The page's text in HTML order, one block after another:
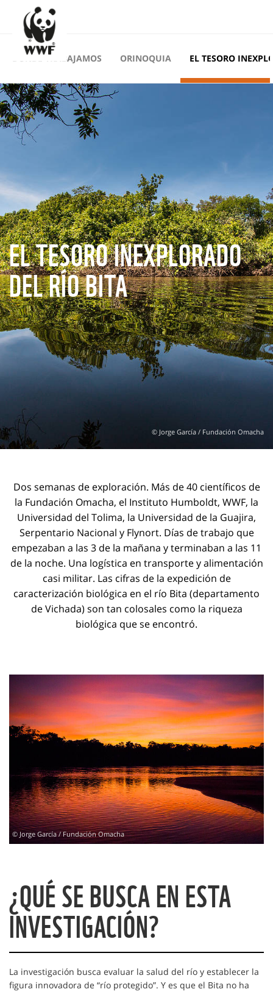
DÓNDE TRABAJAMOS ORINOQUIA EL TESORO
© Jorge García / Fundación Omacha
EL TESORO INEXPLORADO
DEL RÍO BITA
Dos semanas de exploración. Más de 40 científicos de
la Fundación Omacha, el Instituto Humboldt, WWF, la
Universidad del Tolima, la Universidad de la Guajira,
Serpentario Nacional y Flynort. Días de trabajo que
empezaban a las 3 de la mañana y terminaban a las 11
de la noche. Una logística en transporte y alimentación
casi militar. Las cifras de la expedición de
caracterización biológica en el río Bita (departamento
de Vichada) son tan colosales como la riqueza
biológica que se encontró.
© Jorge García / Fundación Omacha
¿QUÉ SE BUSCA EN ESTA
INVESTIGACIÓN?
La investigación busca evaluar la salud del río y establecer la
figura innovadora de “río protegido”. Y es que el Bita no ha